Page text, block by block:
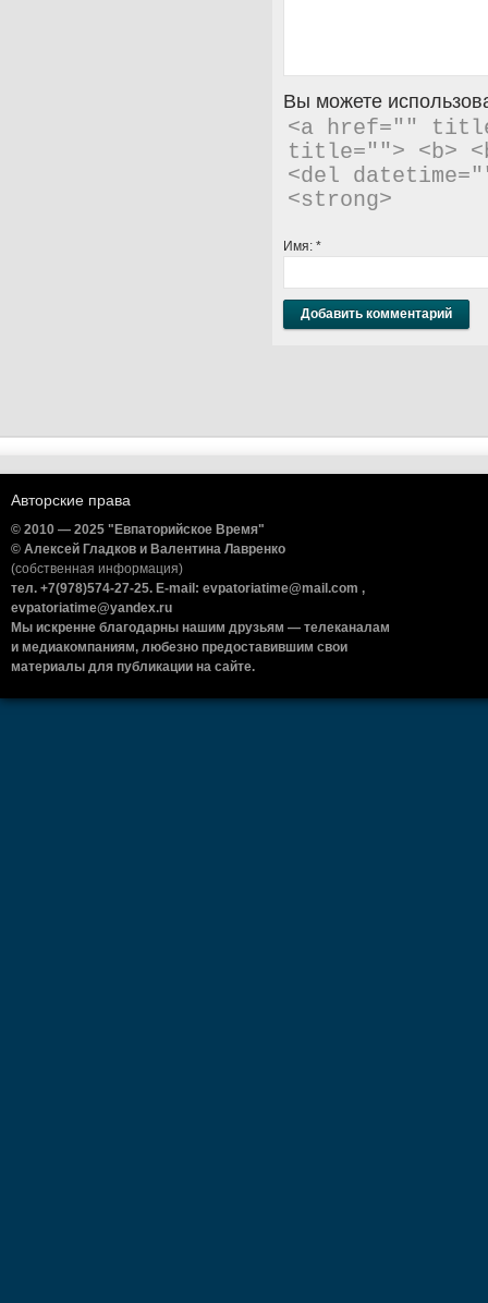
Вы можете
<a href=""
title=""> <b>
<del
<strong>
Имя: *
Авторские права
© 2010 — 2025 "Евпаторийское Время"
© Алексей Гладков и Валентина Лавренко
(собственная информация)
тел. +7(978)574-27-25. E-mail: evpatoriatime@mail.com ,
evpatoriatime@yandex.ru
Мы искренне благодарны нашим друзьям — телеканалам
и медиакомпаниям, любезно предоставившим свои
материалы для публикации на сайте.